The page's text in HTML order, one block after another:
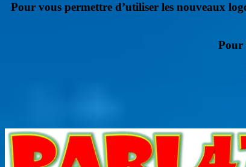
Pour vous permettre d’utiliser les nouveaux
Pour